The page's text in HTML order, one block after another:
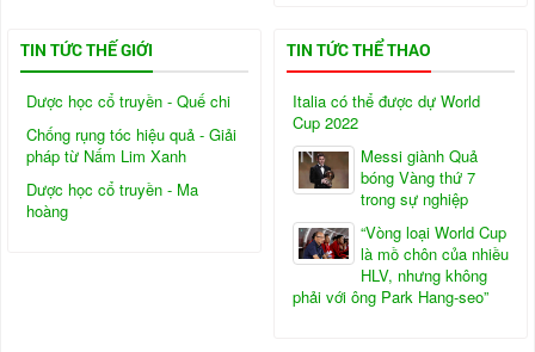
TIN TỨC THẾ GIỚI
Dược học cổ truyền - Quế chi
Chống rụng tóc hiệu quả - Giải
pháp từ Nấm Lim Xanh
Dược học cổ truyền - Ma
hoàng
TIN TỨC THỂ THAO
Italia có thể được dự World
Cup 2022
Messi giành Quả
bóng Vàng thứ 7
trong sự nghiệp
“Vòng loại World Cup
là mồ chôn của nhiều
HLV, nhưng không
phải với ông Park Hang-seo”